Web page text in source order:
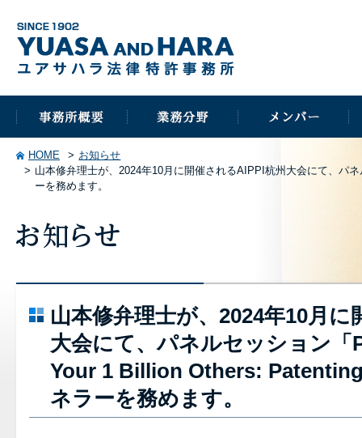
HOME
お知らせ
山本修弁理士が、2024年10月に開催されるAIPPI杭州大会にて、パ
ーを務めます。
山本修弁理士が、2024年10月
大会にて、パネルセッション「
Your 1 Billion Others:
ネラーを務めます。